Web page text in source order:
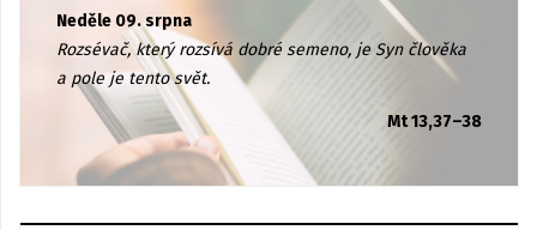
Neděle 09. srpna
Rozsévač, který rozsívá dobré semeno, je Syn člověka
a pole je tento svět.
Mt 13,37–38